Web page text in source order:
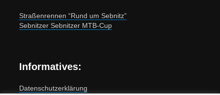
Straßenrennen “Rund um Sebnitz”
Sebnitzer Sebnitzer MTB-Cup
Informatives:
Datenschutzerklärung